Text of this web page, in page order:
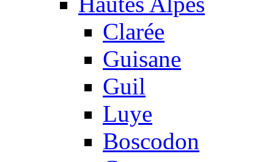
Clarée
Guisane
Guil
Luye
Boscodon